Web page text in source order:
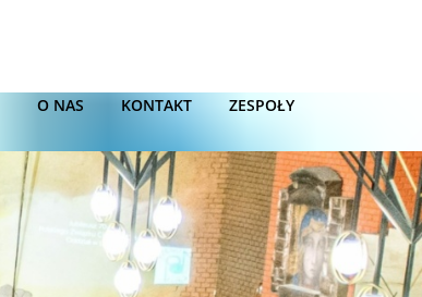
O NAS KONTAKT ZESPOŁY